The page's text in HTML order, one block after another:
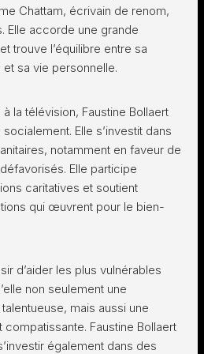
Chattam, écrivain de renom,
Elle accorde une grande
trouve l’équilibre entre sa
sa vie personnelle.
la télévision, Faustine Bollaert
Elle s’investit dans
notamment en faveur de
Elle participe
caritatives et soutient
qui œuvrent pour le bien-
d’aider les plus vulnérables
non seulement une
mais aussi une
Faustine Bollaert
également dans des